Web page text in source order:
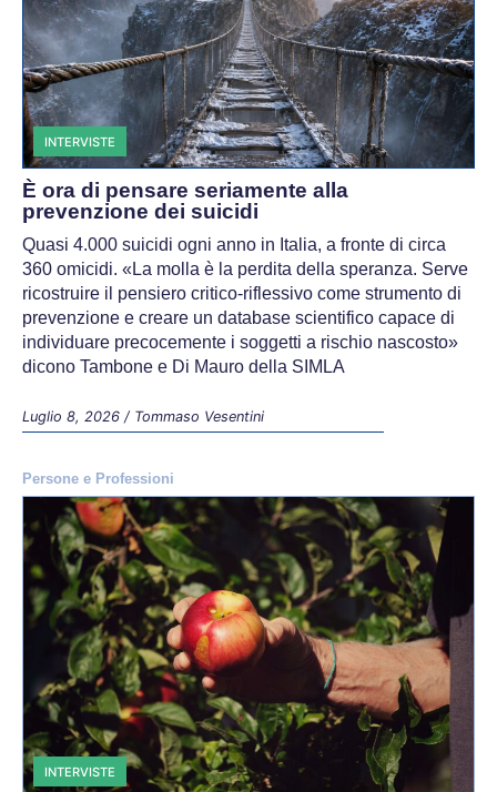
INTERVISTE
È ora di pensare seriamente alla
prevenzione dei suicidi
Quasi 4.000 suicidi ogni anno in Italia, a fronte di circa
360 omicidi. «La molla è la perdita della speranza. Serve
ricostruire il pensiero critico-riflessivo come strumento di
prevenzione e creare un database scientifico capace di
individuare precocemente i soggetti a rischio nascosto»
dicono Tambone e Di Mauro della SIMLA
Luglio 8, 2026 / Tommaso Vesentini
Persone e Professioni
INTERVISTE